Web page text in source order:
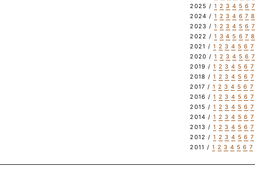
2025 / 1 2 3 4 5 6 7
2024 / 1 2 3 4 6 7 8
2023 / 1 2 3 4 5 6 7
2022 / 1 3 4 5 6 7 8
2021 / 1 2 3 4 5 6 7
2020 / 1 2 3 4 5 6 7
2019 / 1 2 3 4 5 6 7
2018 / 1 2 3 4 5 6 7
2017 / 1 2 3 4 5 6 7
2016 / 1 2 3 4 5 6 7
2015 / 1 2 3 4 5 6 7
2014 / 1 2 3 4 5 6 7
2013 / 1 2 3 4 5 6 7
2012 / 1 2 3 4 5 6 7
2011 / 1 2 3 4 5 6 7